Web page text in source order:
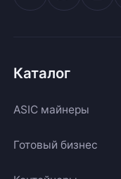
Каталог
ASIC майнеры
Готовый бизнес